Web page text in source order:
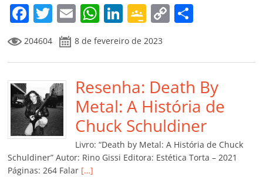
F
a
c
e
b
o
o
k
T
w
itt
er
E
m
ai
l
W
at
s
A
p
p
Li
k
e
dI
n
G
o
o
gl
e
Cl
a
ss
ro
C
y
Li
n
k
p
ar
til
h
ar
204604 8 de fevereiro de 2023
Resenha: Death By
Metal: A História de
Chuck Schuldiner
Livro: “Death by Metal: A História de Chuck
Schuldiner” Autor: Rino Gissi Editora: Estética Torta – 2021
Páginas: 264 Falar […]